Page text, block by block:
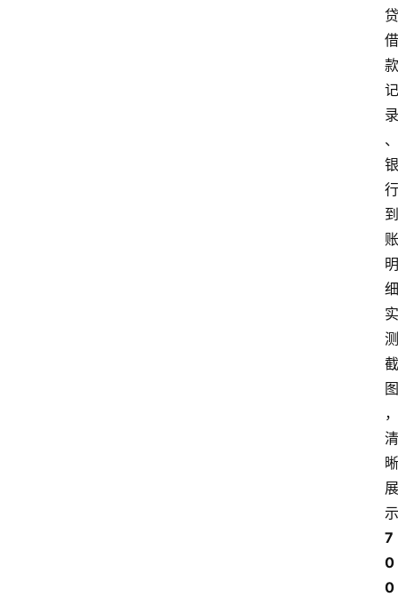
贷
借
款
记
录
、
银
行
到
账
明
细
实
测
截
图
，
清
晰
展
示
7
0
0